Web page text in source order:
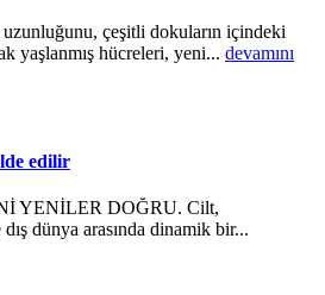
çeşitli dokuların içindeki
yaşlanmış hücreleri, yeni... devamını
edilir
YENİLER DOĞRU. Cilt,
dünya arasında dinamik bir...